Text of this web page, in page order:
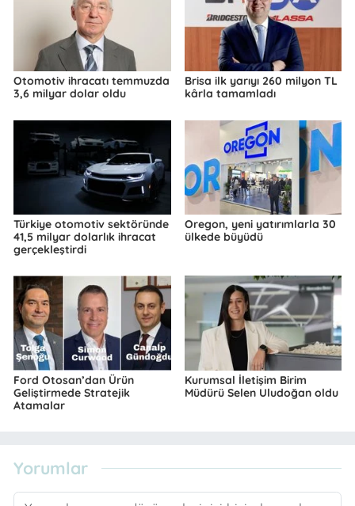
Otomotiv ihracatı temmuzda
3,6 milyar dolar oldu
Brisa ilk yarıyı 260 milyon TL
kârla tamamladı
Türkiye otomotiv sektöründe
41,5 milyar dolarlık ihracat
gerçekleştirdi
Oregon, yeni yatırımlarla 30
ülkede büyüdü
Ford Otosan’dan Ürün
Geliştirmede Stratejik
Atamalar
Kurumsal İletişim Birim
Müdürü Selen Uludoğan oldu
Yorumlar